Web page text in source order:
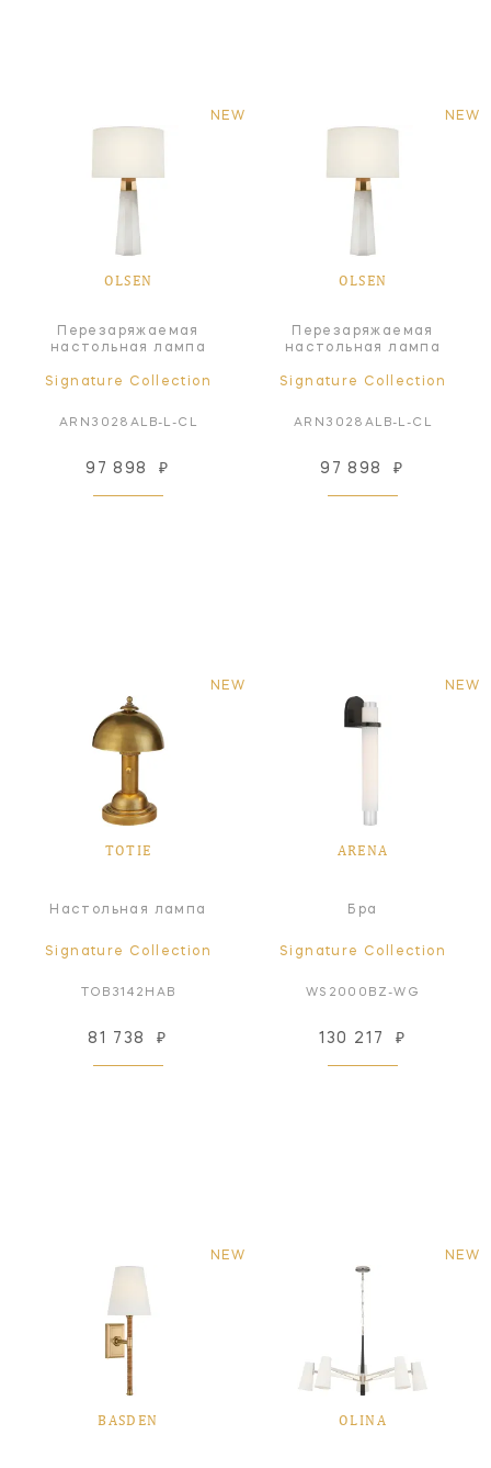
NEW
OLSEN
Перезаряжаемая
настольная лампа
Signature Collection
ARN3028ALB-L-CL
97 898 ₽
NEW
OLSEN
Перезаряжаемая
настольная лампа
Signature Collection
ARN3028ALB-L-CL
97 898 ₽
NEW
TOTIE
Настольная лампа
Signature Collection
TOB3142HAB
81 738 ₽
NEW
ARENA
Бра
Signature Collection
WS2000BZ-WG
130 217 ₽
NEW
BASDEN
NEW
OLINA